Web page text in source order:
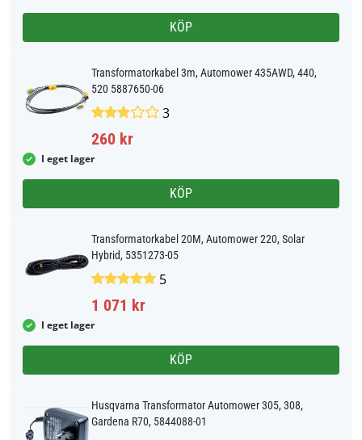
KÖP
Transformatorkabel 3m, Automower 435AWD, 440,
520 5887650-06
3
260 kr
I eget lager
KÖP
Transformatorkabel 20M, Automower 220, Solar
Hybrid, 5351273-05
5
1 071 kr
I eget lager
KÖP
Husqvarna Transformator Automower 305, 308,
Gardena R70, 5844088-01